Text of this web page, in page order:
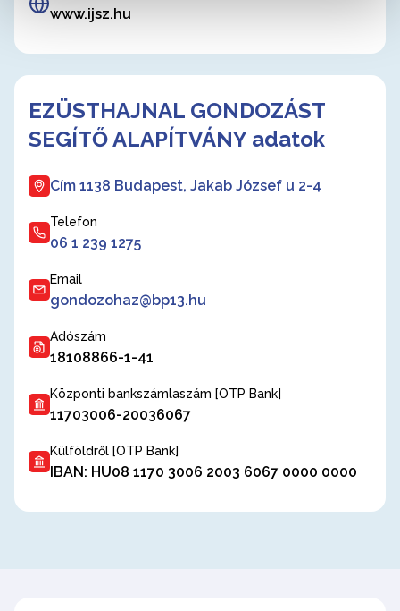
www.ijsz.hu
EZÜSTHAJNAL GONDOZÁST
SEGÍTŐ ALAPÍTVÁNY adatok
Cím 1138 Budapest, Jakab József u 2-4
Telefon
06 1 239 1275
Email
gondozohaz@bp13.hu
Adószám
18108866-1-41
Központi bankszámlaszám [OTP Bank]
11703006-20036067
Külföldről [OTP Bank]
IBAN: HU08 1170 3006 2003 6067 0000 0000